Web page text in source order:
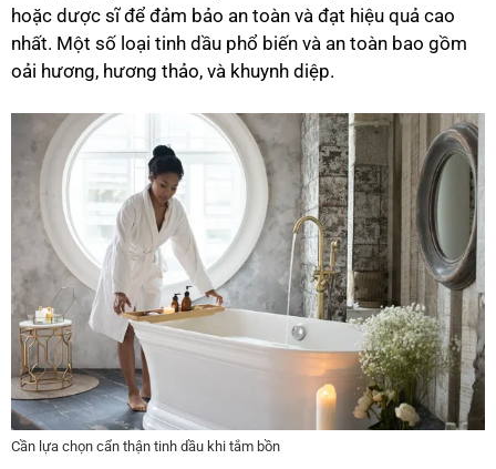
hoặc dược sĩ để đảm bảo an toàn và đạt hiệu quả cao
nhất. Một số loại tinh dầu phổ biến và an toàn bao gồm
oải hương, hương thảo, và khuynh diệp.
Cần lựa chọn cẩn thận tinh dầu khi tắm bồn